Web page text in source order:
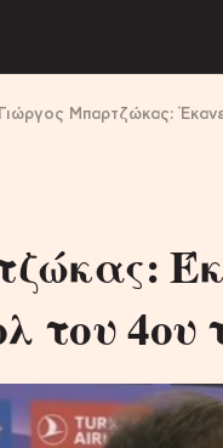
Γιώργος Μπαρτζώκας:
του 4ου